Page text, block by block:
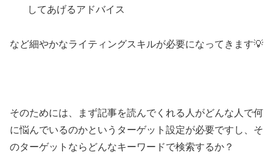
してあげるアドバイス
など細やかなライティングスキルが必要になってきます💡
そのためには、まず記事を読んでくれる人がどんな人で何
に悩んでいるのかというターゲット設定が必要ですし、そ
のターゲットならどんなキーワードで検索するか？